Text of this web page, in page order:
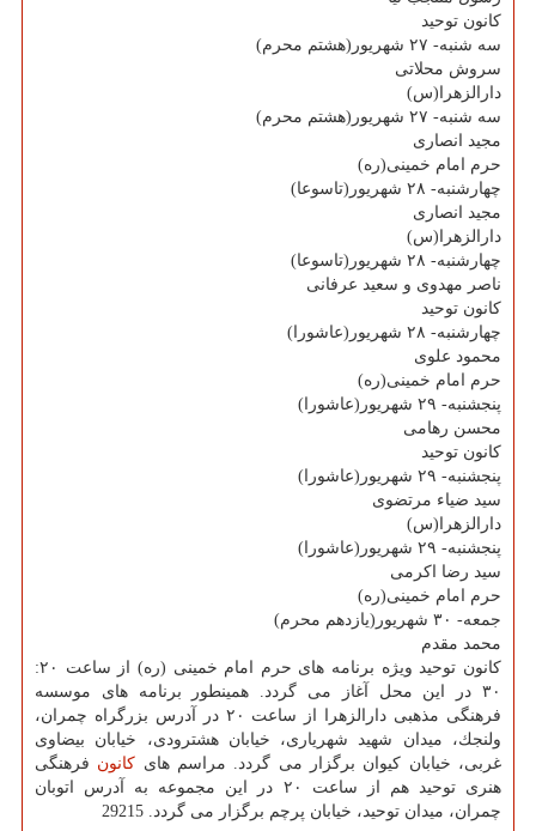
كانون توحید
سه شنبه- ۲۷ شهریور(هشتم محرم)
سروش محلاتی
دارالزهرا(س)
سه شنبه- ۲۷ شهریور(هشتم محرم)
مجید انصاری
حرم امام خمینی(ره)
چهارشنبه- ۲۸ شهریور(تاسوعا)
مجید انصاری
دارالزهرا(س)
چهارشنبه- ۲۸ شهریور(تاسوعا)
ناصر مهدوی و سعید عرفانی
كانون توحید
چهارشنبه- ۲۸ شهریور(عاشورا)
محمود علوی
حرم امام خمینی(ره)
پنجشنبه- ۲۹ شهریور(عاشورا)
محسن رهامی
كانون توحید
پنجشنبه- ۲۹ شهریور(عاشورا)
سید ضیاء مرتضوی
دارالزهرا(س)
پنجشنبه- ۲۹ شهریور(عاشورا)
سید رضا اكرمی
حرم امام خمینی(ره)
جمعه- ۳۰ شهریور(یازدهم محرم)
محمد مقدم
كانون توحید ویژه برنامه های حرم امام خمینی (ره) از ساعت ۲۰:
۳۰ در این محل آغاز می گردد. همینطور برنامه های موسسه
فرهنگی مذهبی دارالزهرا از ساعت ۲۰ در آدرس بزرگراه چمران،
ولنجك، میدان شهید شهریاری، خیابان هشترودی، خیابان بیضاوی
غربی، خیابان كیوان برگزار می گردد. مراسم های كانون فرهنگی
هنری توحید هم از ساعت ۲۰ در این مجموعه به آدرس اتوبان
چمران، میدان توحید، خیابان پرچم برگزار می گردد. 29215